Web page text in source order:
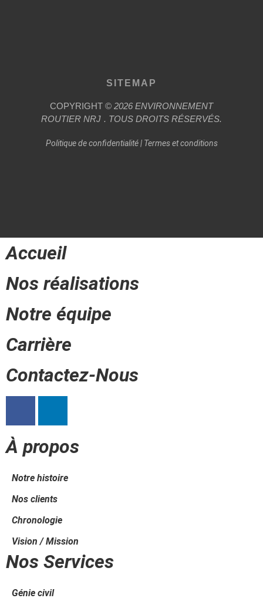
SITEMAP
COPYRIGHT © 2026 ENVIRONNEMENT
ROUTIER NRJ . TOUS DROITS RÉSERVÉS.
Politique de confidentialité| Termes et conditions
Accueil
Nos réalisations
Notre équipe
Carrière
Contactez-Nous
À propos
Notre histoire
Nos clients
Chronologie
Vision / Mission
Nos Services
Génie civil